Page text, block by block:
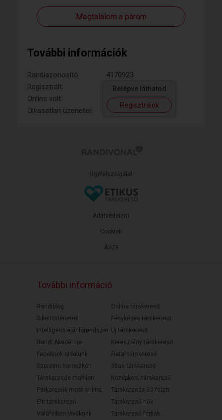
Megtalálom a párom
További információk
Randiazonosító:
4170923
Regisztrált:
Online volt:
Olvasatlan üzenetei:
Belépve láthatod
Regisztrálok
Ügyfélszolgálat
ÁSZF
Adatvédelem
Cookiek
További információ
Randiblog
Sikertörténetek
Intelligens ajánlórendszer
Randi Akadémia
Facebook oldalunk
Szerelmi horoszkóp
Társkeresés mobilon
Párkeresők most online
Elit társkereső
Válófélben lévőknek
Online társkereső
Fényképes társkereső
Új társkereső
Keresztény társkereső
Fiatal társkereső
30as társkereső
Középkorú társkereső
Társkeresés 50 felett
Társkereső nők
Társkereső férfiak